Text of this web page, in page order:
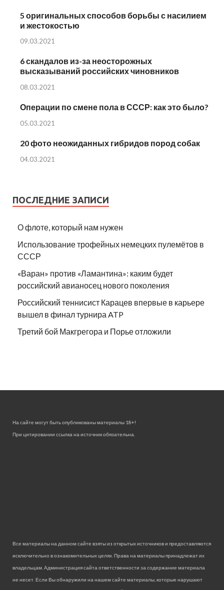
5 оригинальных способов борьбы с насилием
и жестокостью
09.03.2021
6 скандалов из-за неосторожных
высказываний российских чиновников
08.03.2021
Операции по смене пола в СССР: как это было?
05.03.2021
20 фото неожиданных гибридов пород собак
04.03.2021
ПОСЛЕДНИЕ ЗАПИСИ
О флоте, который нам нужен
Использование трофейных немецких пулемётов в
СССР
«Варан» против «Ламантина»: каким будет
российский авианосец нового поколения
Российский теннисист Карацев впервые в карьере
вышел в финал турнира ATP
Третий бой Макгрегора и Порье отложили
На сайте могут быть опубликованы материалы 18+!
При цитировании ссылка на источник обязательна.
Все материалы на данном сайте взяты из открытых источников и предоставляются
исключительно в ознакомительных целях. Права на материалы принадлежат их
владельцам. Администрация сайта ответственности за содержание материала
не несет. Если Вы обнаружили на нашем сайте материалы, которые нарушают